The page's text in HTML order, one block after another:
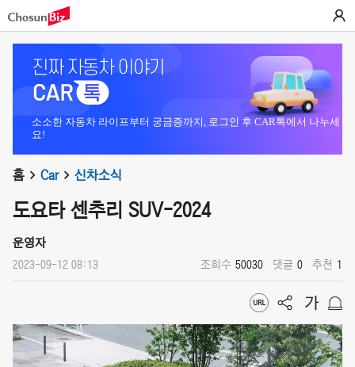
소소한 자동차 라이프부터 궁금증까지, 로그인 후 CAR톡에서 나누세
요!
홈 Car 신차소식
도요타 센추리 SUV-2024
운영자
2023-09-12 08:13 조회수 50030 댓글 0 추천 1